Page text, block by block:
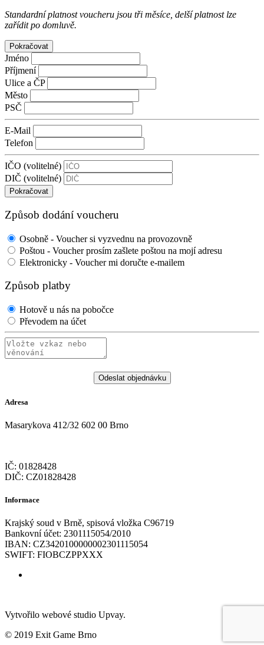
Standardní platnost voucheru jsou tři měsíce, delší platnost lze
zařídit po domluvě.
Pokračovat
Jméno
Příjmení
Ulice a ČP
Město
PSČ
E-Mail
Telefon
IČO (volitelné)
DIČ (volitelné)
Pokračovat
Způsob dodání voucheru
Osobně - Voucher si vyzvednu na provozovně
Poštou - Voucher prosím zašlete poštou na mojí adresu
Elektronicky - Voucher mi doručte e-mailem
Způsob platby
Hotově u nás na pobočce
Převodem na účet
Odeslat objednávku
Adresa
Masarykova 412/32 602 00 Brno
IČ: 01828428
DIČ: CZ01828428
Informace
Krajský soud v Brně, spisová vložka C96719
Bankovní účet: 2301115054/2010
IBAN: CZ3420100000002301115054
SWIFT: FIOBCZPPXXX
Vytvořilo webové studio Upvay.
© 2019 Exit Game Brno